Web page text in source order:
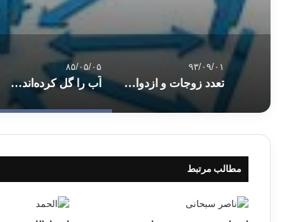
۹۳/۰۹/۰۱
تعدد زوجات و ازدواج با کنیز
۸۵/۰۵/۰۵
آب را گل کرده‌اند… از آن ماهی نگیریم!
مطالب مرتبط